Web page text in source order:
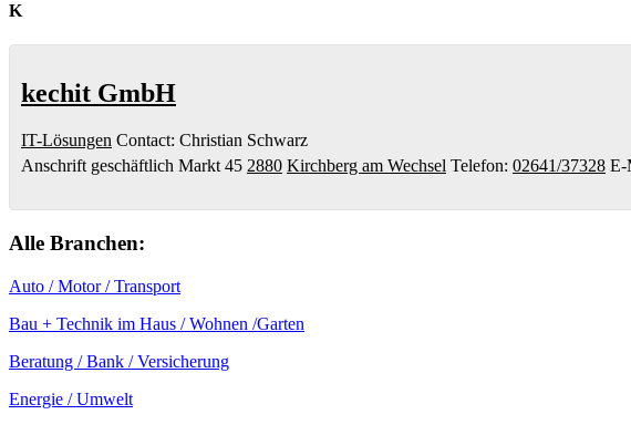
K
kechit GmbH
IT-Lösungen Contact: Christian Schwarz
Anschrift geschäftlich Markt 45 2880 Kirchberg am Wechsel Telefon: 02641/37328 E-
Alle Branchen:
Auto / Motor / Transport
Bau + Technik im Haus / Wohnen /Garten
Beratung / Bank / Versicherung
Energie / Umwelt